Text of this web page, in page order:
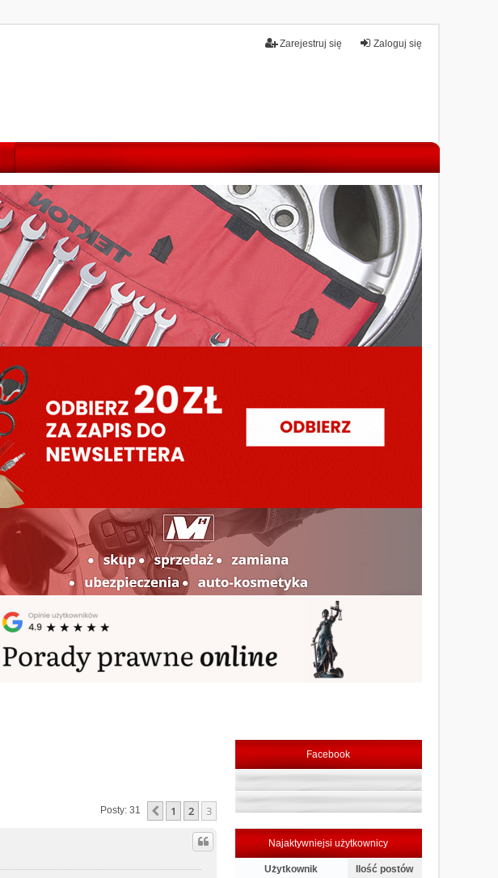
Zaloguj się
Zarejestruj się
Posty: 31 Poprzednia
1 2 3
Facebook
Najaktywniejsi użytkownicy
Użytkownik
Ilość postów